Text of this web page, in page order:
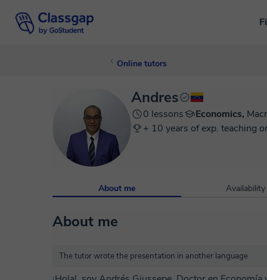
Online tutors
Andres
0 lessons Economics,
+ 10 years of exp. teaching
About me Availability
About me
The tutor wrote the presentation in another language